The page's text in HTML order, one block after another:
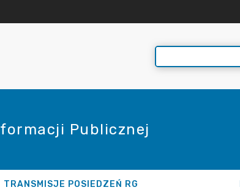
Publicznej
TRANSMISJE POSIEDZEŃ RG